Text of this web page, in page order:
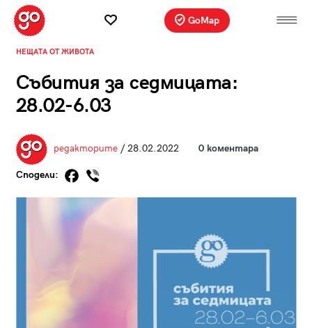
GoMap
НЕЩАТА ОТ ЖИВОТА
Събития за седмицата:
28.02-6.03
редакторите/ 28.02.2022 0 коментара
Сподели: